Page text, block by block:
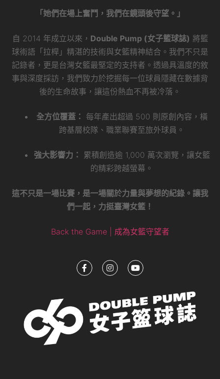
「她們在場上奮鬥，我們在鏡頭後守望。」
自 2014 年成立以來， Double Pump (女子籃球誌) 將籃
球術語「拉桿」精湛的技術與女籃精神結合。我們不只是
記錄者，更是台灣女籃最堅定的支持者。透過具溫度的敘
事與深度採訪，我們致力於挖掘每一位球員隱藏在數據背
後的生命故事，讓這份熱血不再被冷落。
全方位覆蓋： 每年產出超過 500 則原創內容，橫
跨基層校隊、職業聯賽至旅外球員。
強大影響力：
累積創造逾 1,000 萬次瀏覽，讓女籃
的精彩跨越螢幕。
這不只是一場比賽，是一場關於力量與夢想的紀錄。讓我
們一起，力挺臺灣女籃！
Back the Game | 成為女籃守望者